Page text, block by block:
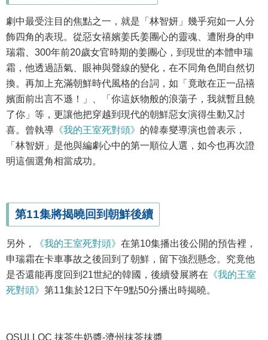
劇中最受注目的焦點之一，就是「林智妍」幾乎宛如一人分
飾四角的表現。從惡女禧嬪姜氏姜團心的靈魂、遭附身的申
瑞霜、300年前20歲女官時期的姜團心，到現世的本體申瑞
霜，他透過語氣、眼神與聲線的變化，在不同角色間自然切
換。再加上充滿朝鮮時代風格的台詞，如「竟敢在正一品禧
嬪面前出言不遜！」、「你這妖物般的浪蕩子，我就暫且饒
了你」等，更讓他把穿越到現代的朝鮮惡女演得生動又討
喜。曾執導 《我的王室死對頭》 的韓泰燮導演也曾表示，
「林智妍」是他與編劇心中的第一順位人選，如今也再次證
明這個選角相當成功。
第11集將揭曉回到朝鮮後續
另外， 《我的王室死對頭》 在第10集播出後公開的預告裡，
申瑞霜在卡車事故之後回到了朝鮮，留下強烈懸念。究竟他
是否還能再度回到21世紀的韓國，後續發展將在 《我的王室
死對頭》 第11集於12日下午9點50分播出時揭曉。
OSULLOC 抹茶牛奶醬-濟州抹茶抹醬